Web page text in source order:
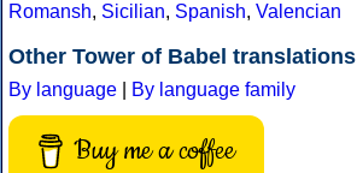
Romansh, Sicilian, Spanish, Valencian
Other Tower of Babel translations
By language By language family
Buy me a coffee